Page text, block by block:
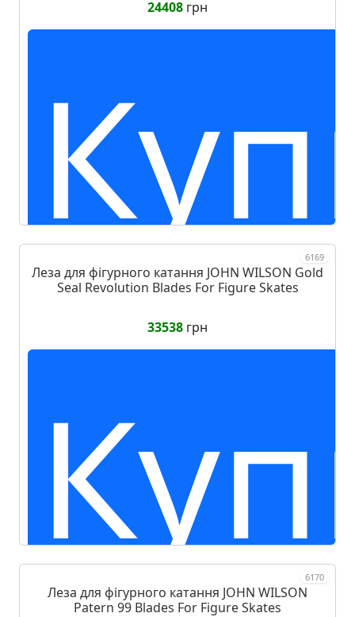
24408 грн
6169
Леза для фігурного катання JOHN WILSON Gold
Seal Revolution Blades For Figure Skates
33538 грн
6170
Леза для фігурного катання JOHN WILSON
Patern 99 Blades For Figure Skates